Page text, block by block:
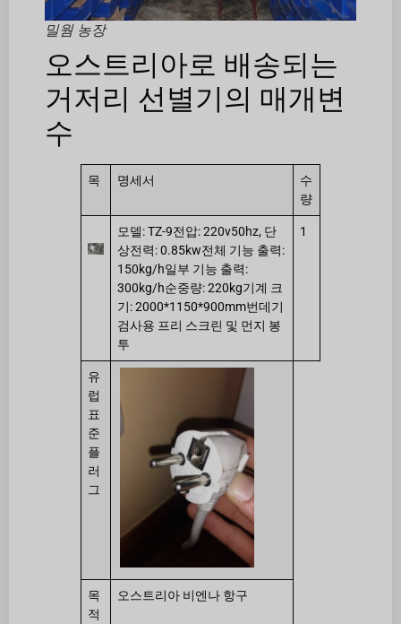
밀웜 농장
오스트리아로 배송되는
거저리 선별기의 매개변
수
목 명세서
수
량
모델: TZ-9전압: 220v50hz, 단
상전력: 0.85kw전체 기능 출력:
150kg/h일부 기능 출력:
300kg/h순중량: 220kg기계 크
기: 2000*1150*900mm번데기
검사용 프리 스크린 및 먼지 봉
투
1
유
럽 ​​
표
준
플
러
그
목
적
오스트리아 비엔나 항구